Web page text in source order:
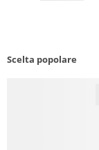
Scelta popolare